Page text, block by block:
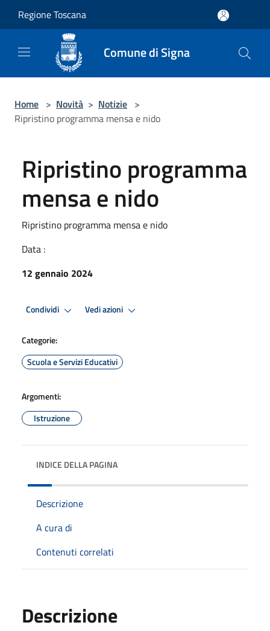
Regione Toscana
Comune di Signa
Home > Novità > Notizie >
Ripristino programma mensa e nido
Ripristino programma
mensa e nido
Ripristino programma mensa e nido
Data :
12 gennaio 2024
Condividi Vedi azioni
Categorie:
Scuola e Servizi Educativi
Argomenti:
Istruzione
INDICE DELLA PAGINA
Descrizione
A cura di
Contenuti correlati
Descrizione